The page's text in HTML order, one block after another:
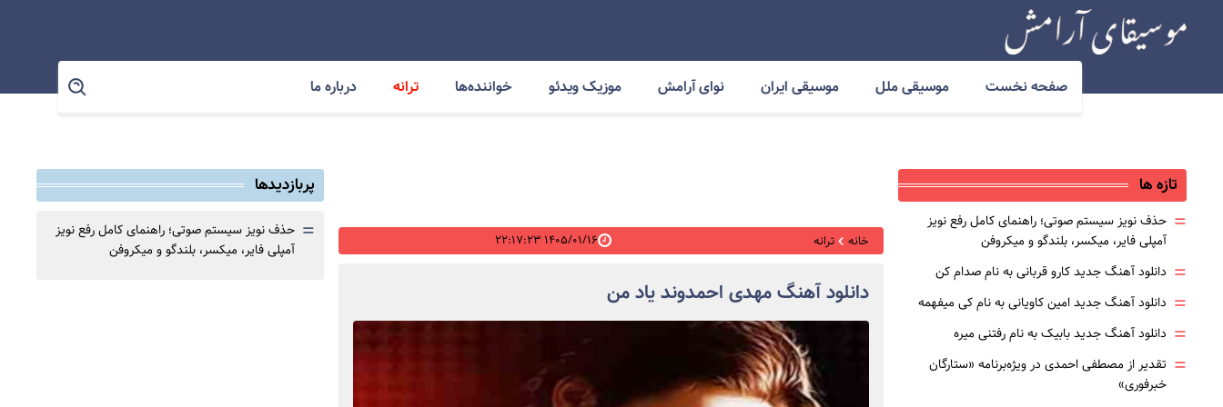
صفحه نخست موسیقی ملل موسیقی ایران نوای آرامش موزیک ویدئو خواننده‌ها ترانه درباره ما
خانه ترانه ۱۴۰۵/۰۱/۱۶ ۲۲:۱۷:۲۳
دانلود آهنگ مهدی احمدوند یاد من
تازه ها
= حذف نویز سیستم صوتی؛ راهنمای کامل رفع نویز
آمپلی فایر، میکسر، بلندگو و میکروفن
= دانلود آهنگ جدید کارو قربانی به نام صدام کن
= دانلود آهنگ جدید امین کاویانی به نام کی میفهمه
= دانلود آهنگ جدید بابیک به نام رفتنی میره
= تقدیر از مصطفی احمدی در ویژه‌برنامه «ستارگان
خبرفوری»
پربازدیدها
= حذف نویز سیستم صوتی؛ راهنمای کامل رفع نویز
آمپلی فایر، میکسر، بلندگو و میکروفن